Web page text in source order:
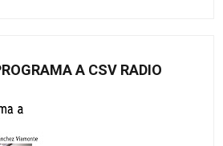
A CSV RADIO